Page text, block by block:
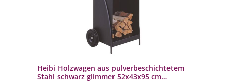
Heibi Holzwagen aus pulverbeschichtetem
Stahl schwarz glimmer 52x43x95 cm